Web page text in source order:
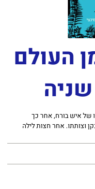
העולם
של איש בורח, אחר כך
וצותתו. אחר חצות לילה
ראשיהם מתוך הקן. הם
למצוא לנו מחבוא בטוח
שברחו מהגטו ומצאו את
- הם לומדים אט־אט
וברעב. הקן המרופד,